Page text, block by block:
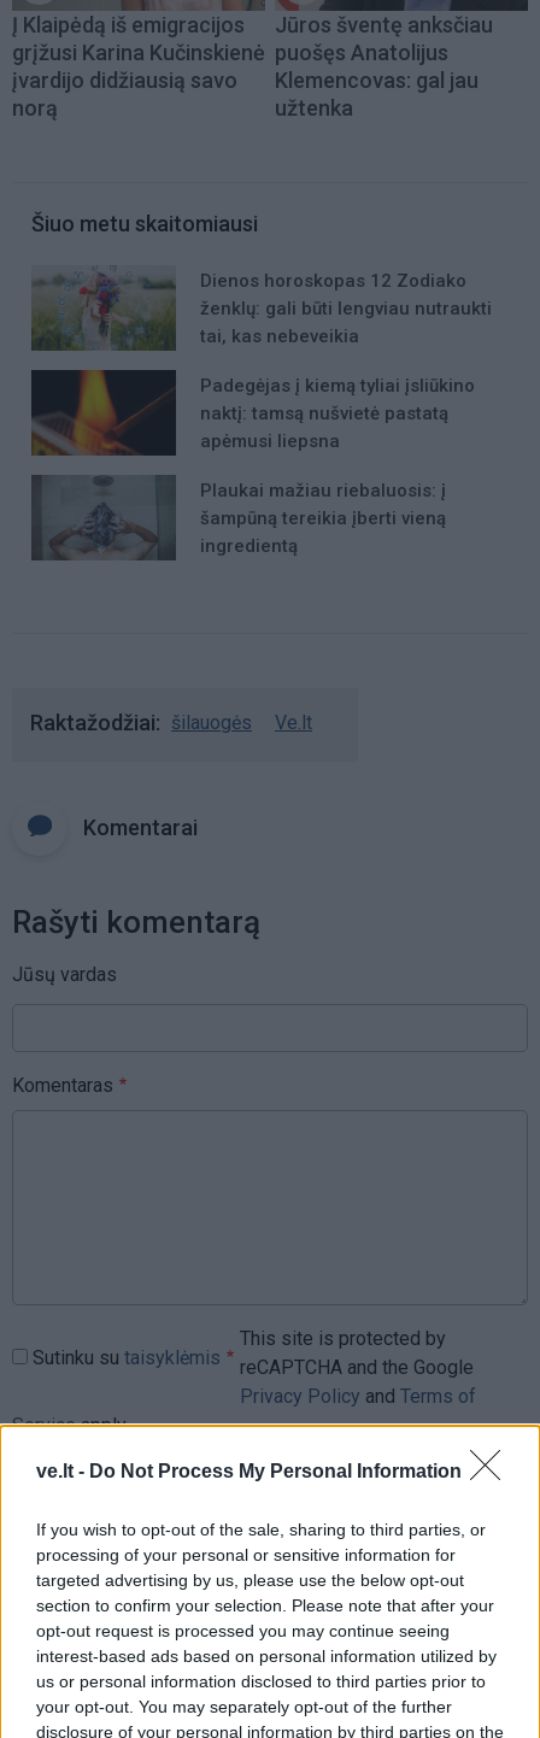
ve.lt - Do Not Process My Personal Information
If you wish to opt-out of the sale, sharing to third parties, or
processing of your personal or sensitive information for
targeted advertising by us, please use the below opt-out
section to confirm your selection. Please note that after your
opt-out request is processed you may continue seeing
interest-based ads based on personal information utilized by
us or personal information disclosed to third parties prior to
your opt-out. You may separately opt-out of the further
disclosure of your personal information by third parties on the
Į Klaipėdą iš emigracijos
grįžusi Karina Kučinskienė
įvardijo didžiausią savo
norą
Jūros šventę anksčiau
puošęs Anatolijus
Klemencovas: gal jau
užtenka
Šiuo metu skaitomiausi
Dienos horoskopas 12 Zodiako
ženklų: gali būti lengviau nutraukti
tai, kas nebeveikia
Padegėjas į kiemą tyliai įsliūkino
naktį: tamsą nušvietė pastatą
apėmusi liepsna
Plaukai mažiau riebaluosis: į
šampūną tereikia įberti vieną
ingredientą
Raktažodžiai šilauogės Ve.lt
Komentarai
Rašyti komentarą
Jūsų vardas
Komentaras
Sutinku su taisyklėmis
This site is protected by
reCAPTCHA and the Google
Privacy Policy and Terms of
Serviceapply.